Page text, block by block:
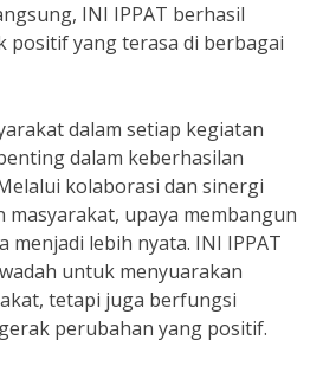
INI IPPAT berhasil
positif yang terasa di berbagai
dalam setiap kegiatan
dalam keberhasilan
kolaborasi dan sinergi
upaya membangun
menjadi lebih nyata. INI IPPAT
untuk menyuarakan
tetapi juga berfungsi
perubahan yang positif.